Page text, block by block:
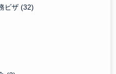
ビザ(32)